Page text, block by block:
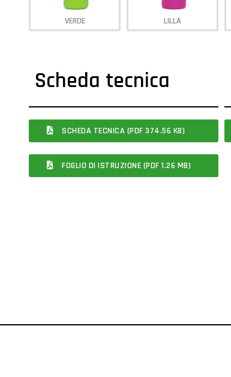
VERDE LILLA
Scheda tecnica
SCHEDA TECNICA (PDF 374.56 KB)
FOGLIO DI ISTRUZIONE (PDF 1.26 MB)